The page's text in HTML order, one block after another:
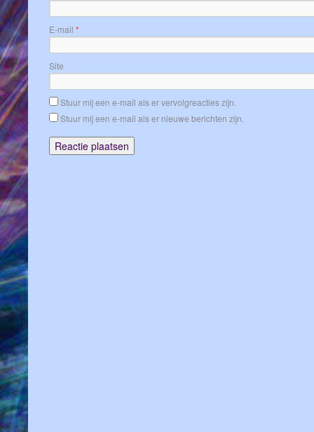
E-mail *
Site
Stuur mij een e-mail als er vervolgreacties zijn.
Stuur mij een e-mail als er nieuwe berichten zijn.